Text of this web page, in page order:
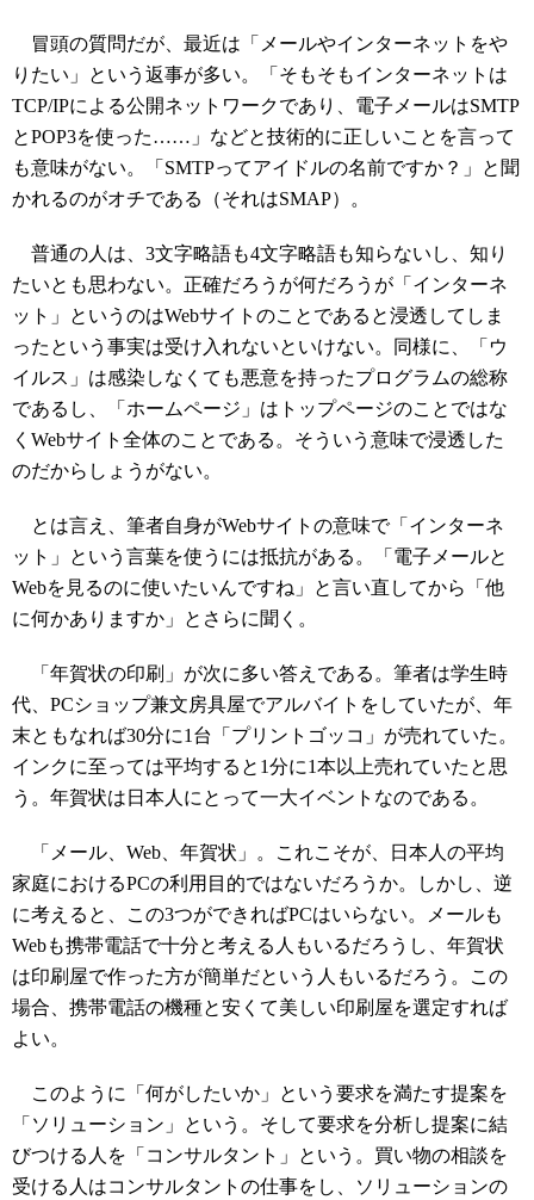
冒頭の質問だが、最近は「メールやインターネットをや
りたい」という返事が多い。「そもそもインターネットは
TCP/IPによる公開ネットワークであり、電子メールはSMTP
とPOP3を使った……」などと技術的に正しいことを言って
も意味がない。「SMTPってアイドルの名前ですか？」と聞
かれるのがオチである（それはSMAP）。
普通の人は、3文字略語も4文字略語も知らないし、知り
たいとも思わない。正確だろうが何だろうが「インターネ
ット」というのはWebサイトのことであると浸透してしま
ったという事実は受け入れないといけない。同様に、「ウ
イルス」は感染しなくても悪意を持ったプログラムの総称
であるし、「ホームページ」はトップページのことではな
くWebサイト全体のことである。そういう意味で浸透した
のだからしょうがない。
とは言え、筆者自身がWebサイトの意味で「インターネ
ット」という言葉を使うには抵抗がある。「電子メールと
Webを見るのに使いたいんですね」と言い直してから「他
に何かありますか」とさらに聞く。
「年賀状の印刷」が次に多い答えである。筆者は学生時
代、PCショップ兼文房具屋でアルバイトをしていたが、年
末ともなれば30分に1台「プリントゴッコ」が売れていた。
インクに至っては平均すると1分に1本以上売れていたと思
う。年賀状は日本人にとって一大イベントなのである。
「メール、Web、年賀状」。これこそが、日本人の平均
家庭におけるPCの利用目的ではないだろうか。しかし、逆
に考えると、この3つができればPCはいらない。メールも
Webも携帯電話で十分と考える人もいるだろうし、年賀状
は印刷屋で作った方が簡単だという人もいるだろう。この
場合、携帯電話の機種と安くて美しい印刷屋を選定すれば
よい。
このように「何がしたいか」という要求を満たす提案を
「ソリューション」という。そして要求を分析し提案に結
びつける人を「コンサルタント」という。買い物の相談を
受ける人はコンサルタントの仕事をし、ソリューションの